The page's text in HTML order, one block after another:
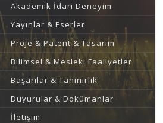
Akademik İdari Deneyim
Yayınlar & Eserler
Proje & Patent & Tasarım
Bilimsel & Mesleki Faaliyetler
Başarılar & Tanınırlık
Duyurular & Dokümanlar
İletişim